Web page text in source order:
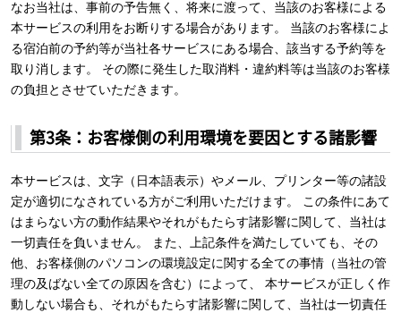
なお当社は、事前の予告無く、将来に渡って、当該のお客様による
本サービスの利用をお断りする場合があります。 当該のお客様によ
る宿泊前の予約等が当社各サービスにある場合、該当する予約等を
取り消します。 その際に発生した取消料・違約料等は当該のお客様
の負担とさせていただきます。
第3条：お客様側の利用環境を要因とする諸影響
本サービスは、文字（日本語表示）やメール、プリンター等の諸設
定が適切になされている方がご利用いただけます。 この条件にあて
はまらない方の動作結果やそれがもたらす諸影響に関して、当社は
一切責任を負いません。 また、上記条件を満たしていても、その
他、お客様側のパソコンの環境設定に関する全ての事情（当社の管
理の及ばない全ての原因を含む）によって、 本サービスが正しく作
動しない場合も、それがもたらす諸影響に関して、当社は一切責任